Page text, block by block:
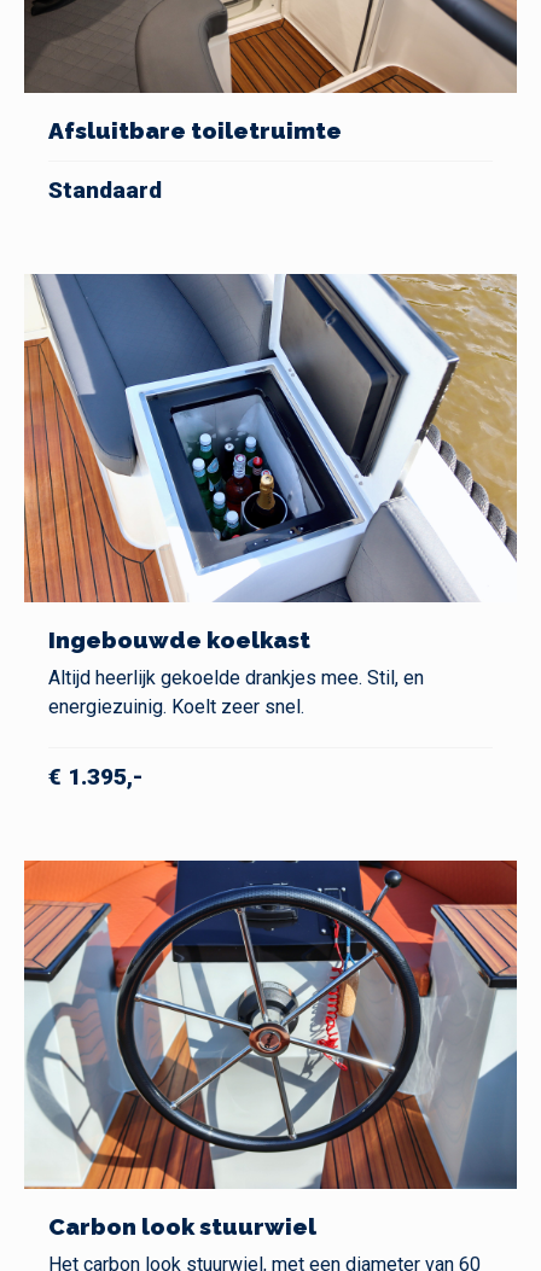
Afsluitbare toiletruimte
Standaard
Ingebouwde koelkast
Altijd heerlijk gekoelde drankjes mee. Stil, en
energiezuinig. Koelt zeer snel.
€ 1.395,-
Carbon look stuurwiel
Het carbon look stuurwiel, met een diameter van 60